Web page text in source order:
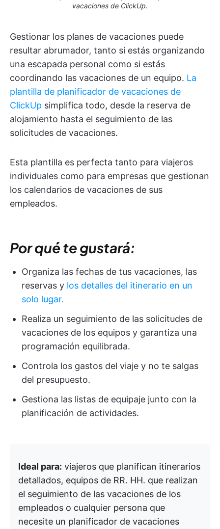
vacaciones de ClickUp.
Gestionar los planes de vacaciones puede
resultar abrumador, tanto si estás organizando
una escapada personal como si estás
coordinando las vacaciones de un equipo. La
plantilla de planificador de vacaciones de
ClickUp simplifica todo, desde la reserva de
alojamiento hasta el seguimiento de las
solicitudes de vacaciones.
Esta plantilla es perfecta tanto para viajeros
individuales como para empresas que gestionan
los calendarios de vacaciones de sus
empleados.
Por qué te gustará:
Organiza las fechas de tus vacaciones, las
reservas y los detalles del itinerario en un
solo lugar.
Realiza un seguimiento de las solicitudes de
vacaciones de los equipos y garantiza una
programación equilibrada.
Controla los gastos del viaje y no te salgas
del presupuesto.
Gestiona las listas de equipaje junto con la
planificación de actividades.
Ideal para: viajeros que planifican itinerarios
detallados, equipos de RR. HH. que realizan
el seguimiento de las vacaciones de los
empleados o cualquier persona que
necesite un planificador de vacaciones